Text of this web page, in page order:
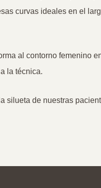
curvas ideales en el
al contorno femenino
la técnica.
silueta de nuestras